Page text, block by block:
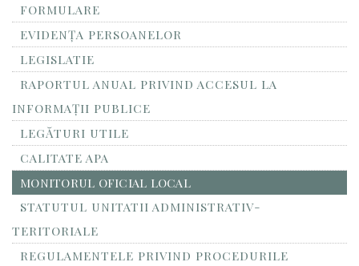
FORMULARE
EVIDENȚA PERSOANELOR
LEGISLATIE
RAPORTUL ANUAL PRIVIND ACCESUL LA
INFORMAŢII PUBLICE
LEGĂTURI UTILE
CALITATE APA
MONITORUL OFICIAL LOCAL
STATUTUL UNITATII ADMINISTRATIV-
TERITORIALE
REGULAMENTELE PRIVIND PROCEDURILE